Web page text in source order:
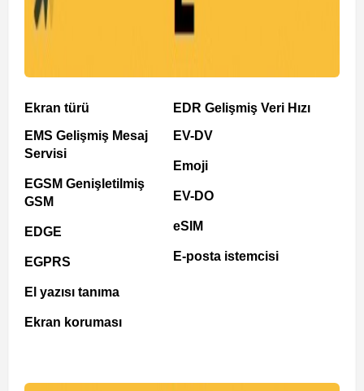
Ekran türü
EMS Gelişmiş Mesaj
Servisi
EGSM Genişletilmiş
GSM
EDGE
EGPRS
El yazısı tanıma
Ekran koruması
EDR Gelişmiş Veri Hızı
EV-DV
Emoji
EV-DO
eSIM
E-posta istemcisi